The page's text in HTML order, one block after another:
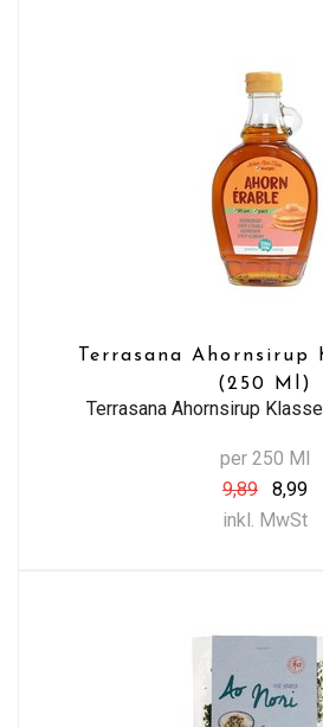
Terrasana Ahornsirup
(250 Ml)
Terrasana Ahornsirup
per 250 Ml
9,89
8,99
inkl. MwSt